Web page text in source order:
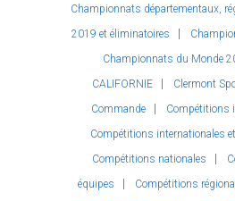
Championnats départementaux,
2019 et éliminatoires
Championnats du Monde
CALIFORNIE
Clermont
Commande
Compétitions
Compétitions internationales
Compétitions nationales
équipes
Compétitions